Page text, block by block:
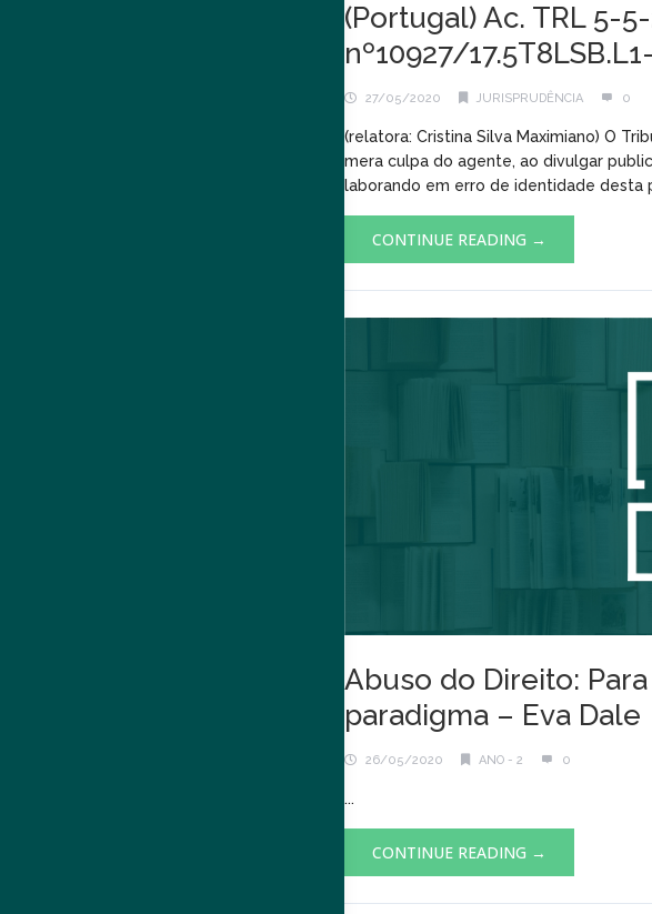
(Portugal) Ac. TRL 5-
nº10927/
27/05/2020 JURISPRUDÊNCIA 0
(relatora: Cristina Silva Maximiano) O
mera culpa do agente, ao divulgar
laborando em erro de identidade desta
CONTINUE READING →
Abuso do Direito:
paradigma – Eva Dale
26/05/2020 ANO - 2 0
...
CONTINUE READING →